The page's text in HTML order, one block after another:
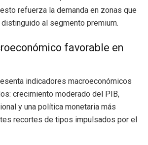
refuerza la demanda en zonas que
al segmento premium.
favorable en
indicadores macroeconómicos
crecimiento moderado del PIB,
y una política monetaria más
recortes de tipos impulsados por el